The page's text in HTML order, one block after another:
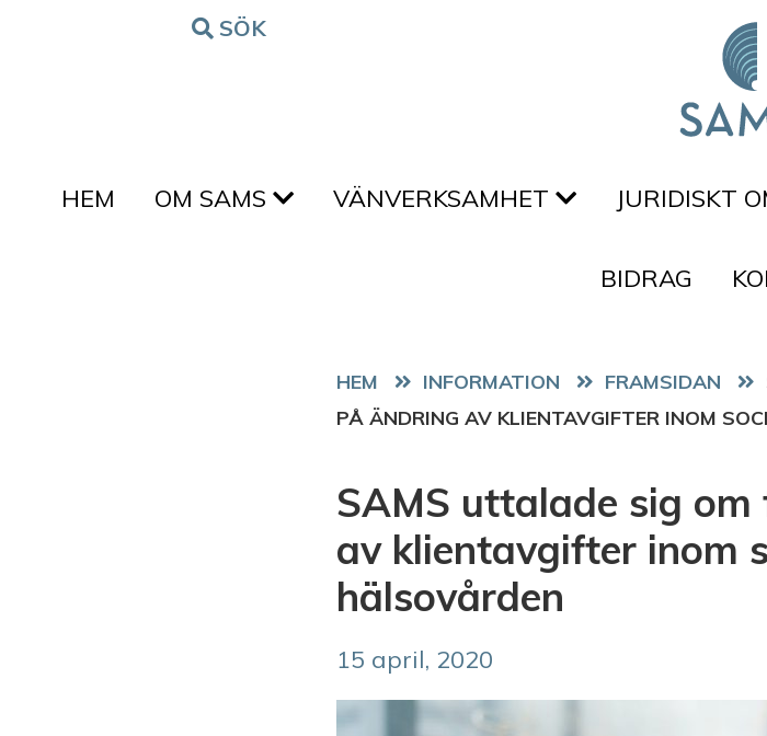
Hoppa till innehålletSÖK
HEM OM SAMS VÄNVERKSAMHET JURIDISKT
BIDRAG
HEM FRAMSIDAN
PÅ ÄNDRING AV KLIENTAVGIFTER INOM
SAMS uttalade sig
av klientavgifter inom
hälsovården
15 april, 2020